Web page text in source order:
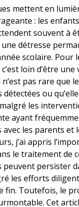
mettent en
: les
souvent à
détresse
scolaire. Pour
loin d’être une
pas rare que
ou
les
ayant
avec les parents et
j’ai appris
le traitement de
peuvent persister
les efforts
fin. Toutefois, le
Cet